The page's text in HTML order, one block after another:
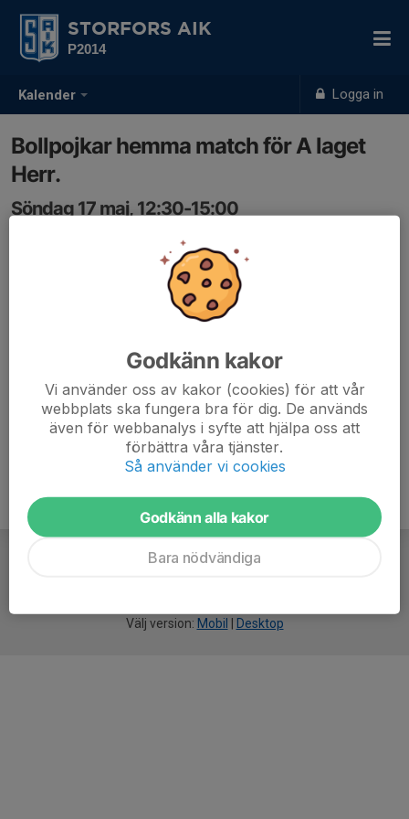
Kalender Logga in
STORFORS AIK
P2014
Bollpojkar hemma match för A laget
Herr.
Söndag 17 maj, 12:30-15:00
Vi behöver 4-6 st bollpojkar inför matchen.
Skriv upp om ni kan vara med.
Välj version: Mobil Desktop
Godkänn kakor
Vi använder oss av kakor (cookies) för att vår
webbplats ska fungera bra för dig. De används
även för webbanalys i syfte att hjälpa oss att
förbättra våra tjänster.
Så använder vi cookies
Godkänn alla kakor
Bara nödvändiga